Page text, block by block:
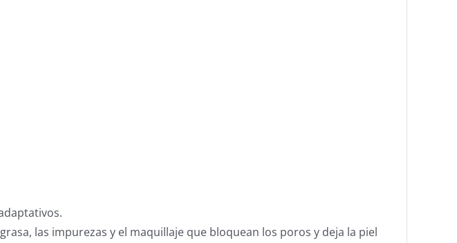
las impurezas y el maquillaje que bloquean los poros y deja la piel